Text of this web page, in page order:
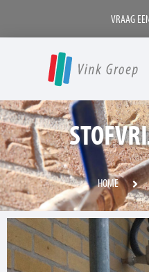
VRAAG
HOME